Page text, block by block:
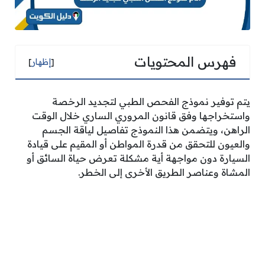
فهرس المحتويات [إظهار]
يتم توفير نموذج الفحص الطبي لتجديد الرخصة
واستخراجها وفق قانون المروري الساري خلال الوقت
الراهن، ويتضمن هذا النموذج تفاصيل لياقة الجسم
والعيون للتحقق من قدرة المواطن أو المقيم على قيادة
السيارة دون مواجهة أية مشكلة تعرض حياة السائق أو
المشاة وعناصر الطريق الأخرى إلى الخطر.